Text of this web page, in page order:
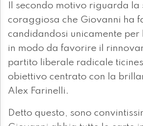
Il secondo motivo riguarda la
coraggiosa che Giovanni ha
candidandosi unicamente per
in modo da favorire il
partito liberale radicale
obiettivo centrato con la
Alex Farinelli.
Detto questo, sono